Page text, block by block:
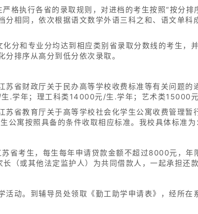
格执行各省的录取规则，对进档的考生按照“按分
分相同，依次根据语文数学外语三科之和、语文单
分和专业分均达到相应类别省录取分数线的考生，
排序从高分到低分依次录取。
苏省财政厅关于民办高等学校收费标准等有关问题
.学年；理工科类14000元/生.学年；艺术类15000元
苏省教育厅关于高等学校社会化学生公寓收费管理
公寓按照具备的条件收取相应标准。我校具体标准为
省考生，每生每年申请贷款金额不超过8000元，年
（或其他法定监护人）为共同借款人，一起承担还款
活动。到辅导员处领取《勤工助学申请表》，经所